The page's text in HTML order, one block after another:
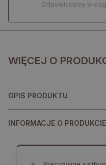
WIĘCEJ O
OPIS PRODUKTU
INFORMACJE O PRODUKCIE
Odpowiadamy w